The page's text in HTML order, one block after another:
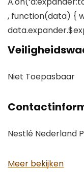
, function(data) {
Niet Toepasbaar
Nestlé Nederland
Meer bekijken